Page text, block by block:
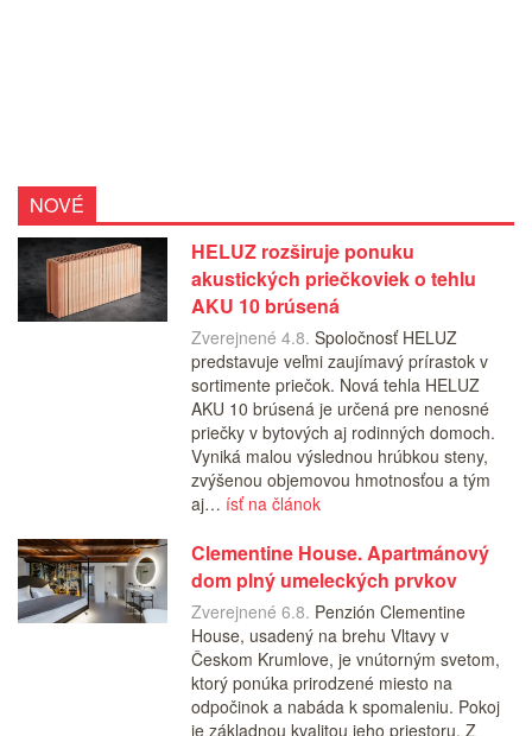
NOVÉ
HELUZ rozširuje ponuku
akustických priečkoviek o tehlu
AKU 10 brúsená
Zverejnené 4.8. Spoločnosť HELUZ
predstavuje veľmi zaujímavý prírastok v
sortimente priečok. Nová tehla HELUZ
AKU 10 brúsená je určená pre nenosné
priečky v bytových aj rodinných domoch.
Vyniká malou výslednou hrúbkou steny,
zvýšenou objemovou hmotnosťou a tým
aj… ísť na článok
Clementine House. Apartmánový
dom plný umeleckých prvkov
Zverejnené 6.8. Penzión Clementine
House, usadený na brehu Vltavy v
Českom Krumlove, je vnútorným svetom,
ktorý ponúka prirodzené miesto na
odpočinok a nabáda k spomaleniu. Pokoj
je základnou kvalitou jeho priestoru. Z